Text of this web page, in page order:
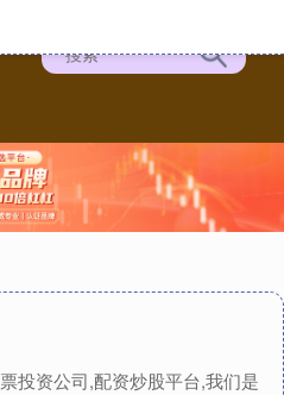
投资公司,配资炒股平台,我们是